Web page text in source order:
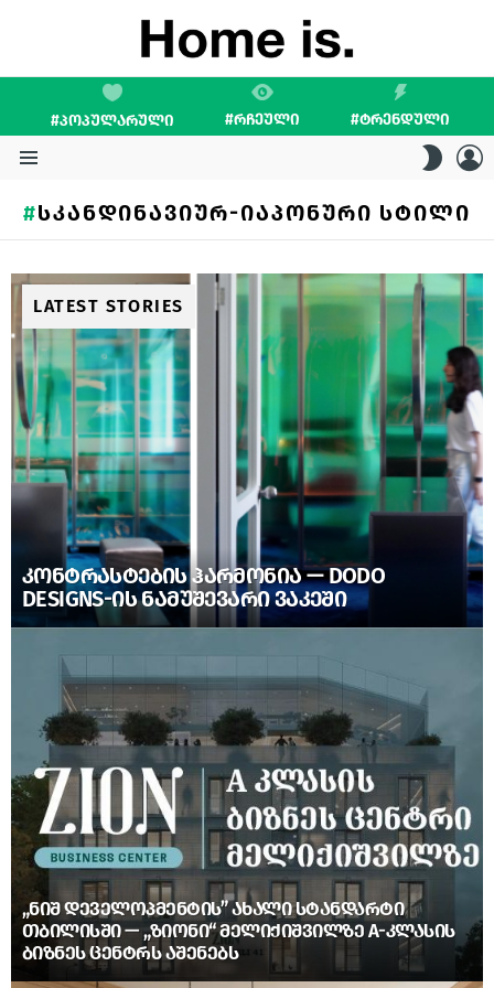
#ᲞᲝᲞᲣᲚᲐᲠᲣᲚᲘ #ᲠᲩᲔᲣᲚᲘ #ᲢᲠᲔᲜᲓᲣᲚᲘ
SKIN
ᲡᲙᲐᲜᲓᲘᲜᲐᲕᲘᲣᲠ-ᲘᲐᲞᲝᲜᲣᲠᲘ ᲡᲢᲘᲚᲘ
LATEST STORIES
ᲙᲝᲜᲢᲠᲐᲡᲢᲔᲑᲘᲡ ᲰᲐᲠᲛᲝᲜᲘᲐ — DODO
DESIGNS-ᲘᲡ ᲜᲐᲛᲣᲨᲔᲕᲐᲠᲘ ᲕᲐᲙᲔᲨᲘ
„ᲜᲘᲨ ᲓᲔᲕᲔᲚᲝᲞᲛᲔᲜᲢᲘᲡ” ᲐᲮᲐᲚᲘ ᲡᲢᲐᲜᲓᲐᲠᲢᲘ
ᲗᲑᲘᲚᲘᲡᲨᲘ — „ᲖᲘᲝᲜᲘ“ ᲛᲔᲚᲘᲥᲘᲨᲕᲘᲚᲖᲔ A-ᲙᲚᲐᲡᲘᲡ
ᲑᲘᲖᲜᲔᲡ ᲪᲔᲜᲢᲠᲡ ᲐᲨᲔᲜᲔᲑᲡ